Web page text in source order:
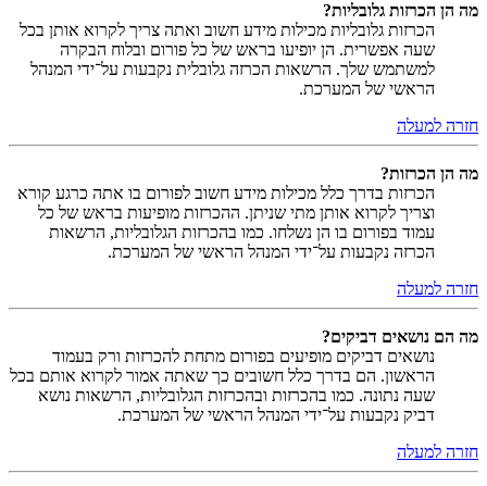
מה הן הכרזות גלובליות?
הכרזות גלובליות מכילות מידע חשוב ואתה צריך לקרוא אותן בכל
שעה אפשרית. הן יופיעו בראש של כל פורום ובלוח הבקרה
למשתמש שלך. הרשאות הכרזה גלובלית נקבעות על־ידי המנהל
הראשי של המערכת.
חזרה למעלה
מה הן הכרזות?
הכרזות בדרך כלל מכילות מידע חשוב לפורום בו אתה כרגע קורא
וצריך לקרוא אותן מתי שניתן. ההכרזות מופיעות בראש של כל
עמוד בפורום בו הן נשלחו. כמו בהכרזות הגלובליות, הרשאות
הכרזה נקבעות על־ידי המנהל הראשי של המערכת.
חזרה למעלה
מה הם נושאים דביקים?
נושאים דביקים מופיעים בפורום מתחת להכרזות ורק בעמוד
הראשון. הם בדרך כלל חשובים כך שאתה אמור לקרוא אותם בכל
שעה נתונה. כמו בהכרזות ובהכרזות הגלובליות, הרשאות נושא
דביק נקבעות על־ידי המנהל הראשי של המערכת.
חזרה למעלה